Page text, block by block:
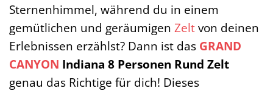
Sternenhimmel, während du in einem
gemütlichen und geräumigen Zeltvon deinen
Erlebnissen erzählst? Dann ist das GRAND
CANYON Indiana 8 Personen Rund Zelt
genau das Richtige für dich! Dieses